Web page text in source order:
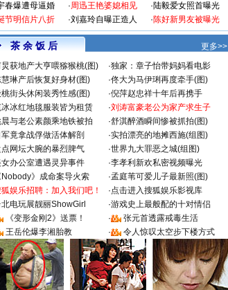
春爆遭母逼婚
节明信片八折
·周迅王艳婆媳相见
·刘嘉玲自曝正造人
·陆毅爱女照首曝光
·陈好新男友被曝光
茶 余 饭 后
更多>>
获地产大亨喂猕猴桃(图) ·独家：章子怡带妈妈看电影
慧琳产后恢复好身材(图) ·佟大为马伊琍再度牵手(图)
桃街头休闲装秀性感(图) ·倪萍赵忠祥十年后再携手
冰红地毯服装皆为租赁 ·刘涛富豪老公为家产求生子
与老公素颜乘地铁被拍 ·舒淇醉酒瞬间惨被抓拍(图)
军竟拿战俘做活体解剖 ·实拍漂亮的地摊西施(组图)
网坛大腕的暴烈脾气 ·世界九大罪恶之城(组图)
办公室遭遇灵异事件 ·李孝利新欢私密视频曝光
Nobody》成命案导火索 ·孟庭苇可爱儿子最新照(图)
娱乐招聘：加入我们吧！ ·点击进入搜狐娱乐影视库
北电玩展靓丽ShowGirl ·游戏史上最般配的十对情侣
《变形金刚2》送票！ ·
张元首透露戒毒生活
王岳伦爆李湘胎教 · 令人惊叹太空步下楼方式